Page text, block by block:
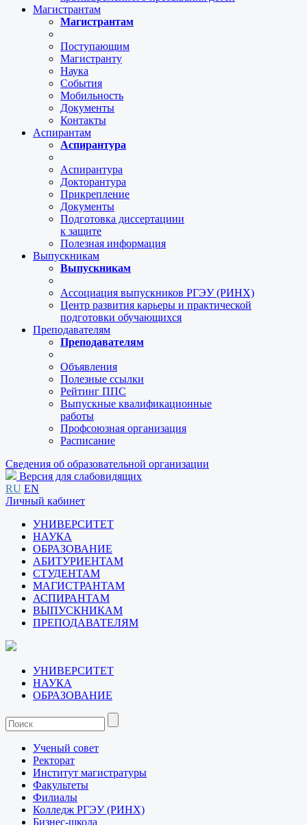
Магистрантам
Магистрантам
Поступающим
Магистранту
Наука
События
Мобильность
Документы
Контакты
Аспирантам
Аспирантура
Аспирантура
Докторантура
Прикрепление
Документы
Подготовка диссертациии
к защите
Полезная информация
Выпускникам
Выпускникам
Ассоциация выпускников РГЭУ (РИНХ)
Центр развития карьеры и практической
подготовки обучающихся
Преподавателям
Преподавателям
Объявления
Полезные ссылки
Рейтинг ППС
Выпускные квалификационные
работы
Профсоюзная организация
Расписание
Сведения об образовательной организации
Версия для слабовидящих
RU EN
Личный кабинет
УНИВЕРСИТЕТ
НАУКА
ОБРАЗОВАНИЕ
АБИТУРИЕНТАМ
СТУДЕНТАМ
МАГИСТРАНТАМ
АСПИРАНТАМ
ВЫПУСКНИКАМ
ПРЕПОДАВАТЕЛЯМ
УНИВЕРСИТЕТ
НАУКА
ОБРАЗОВАНИЕ
Ученый совет
Ректорат
Институт магистратуры
Факультеты
Филиалы
Колледж РГЭУ (РИНХ)
Бизнес-школа